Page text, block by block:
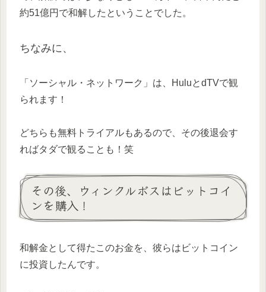
約51億円で和解したということでした。
ちなみに、
「ソーシャル・ネットワーク」は、HuluとdTVで観
られます！
どちらも無料トライアルもあるので、その後退会す
ればタダで観ることも！笑
その後、ウィンクルボスはビットコイ
ンを購入！
和解金として得たこのお金を、彼らはビットコイン
に投資したんです。